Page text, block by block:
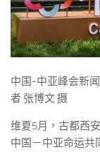
中国-中亚峰会新
者 张博文 摄
维夏5月，古都西
中国－中亚命运共